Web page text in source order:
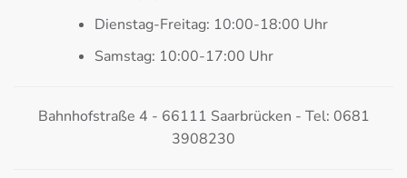
Dienstag-Freitag: 10:00-18:00 Uhr
Samstag: 10:00-17:00 Uhr
Bahnhofstraße 4 - 66111 Saarbrücken - Tel: 0681
3908230